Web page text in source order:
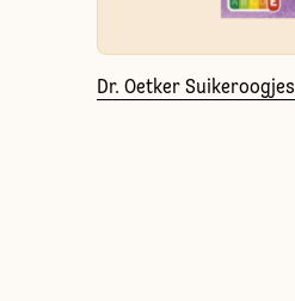
Dr. Oetker Suikeroogjes